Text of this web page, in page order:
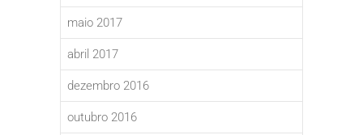
maio 2017
abril 2017
dezembro 2016
outubro 2016